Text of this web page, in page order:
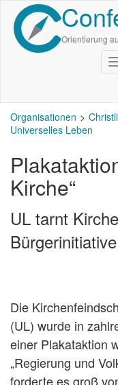
Direkt
zum
Inhalt
Orientierung
Organisationen
Universelles Leben
Kirche“
UL tarnt
Bürgerinitiative
Die
(UL) wurde in
einer Plakataktion
„Regierung und
forderte es groß